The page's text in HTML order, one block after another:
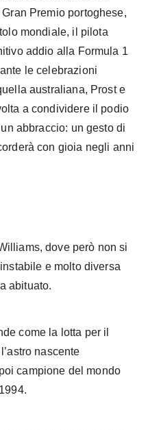
Premio portoghese,
mondiale, il pilota
addio alla Formula 1
le celebrazioni
australiana, Prost e
a condividere il podio
abbraccio: un gesto di
con gioia negli anni
dove però non si
e molto diversa
abituato.
come la lotta per il
nascente
campione del mondo